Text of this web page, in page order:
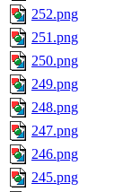
252.png
251.png
250.png
249.png
248.png
247.png
246.png
245.png